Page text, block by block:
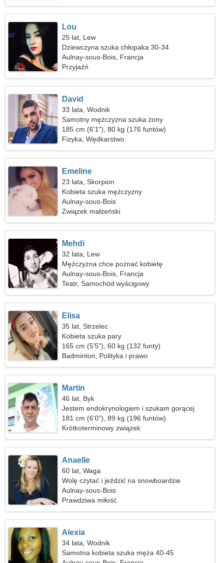
Lou
25 lat, Lew
Dziewczyna szuka chłopaka 30-34
Aulnay-sous-Bois, Francja
Przyjaźń
David
33 lata, Wodnik
Samotny mężczyzna szuka żony
185 cm (6'1"), 80 kg (176 funtów)
Fizyka, Wędkarstwo
Emeline
23 lata, Skorpion
Kobieta szuka mężczyzny
Aulnay-sous-Bois
Związek małżeński
Mehdi
32 lata, Lew
Mężczyzna chce poznać kobietę
Aulnay-sous-Bois, Francja
Teatr, Samochód wyścigowy
Elisa
35 lat, Strzelec
Kobieta szuka pary
165 cm (5'5"), 60 kg (132 funty)
Badminton, Polityka i prawo
Martin
46 lat, Byk
Jestem endokrynologiem i szukam gorącej
kobiety
181 cm (6'0"), 89 kg (196 funtów)
Krótkoterminowy związek
Anaelle
60 lat, Waga
Wolę czytać i jeździć na snowboardzie
Aulnay-sous-Bois
Prawdziwa miłość
Alexia
34 lata, Wodnik
Samotna kobieta szuka męża 40-45